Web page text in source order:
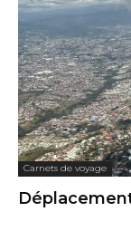
Carnets de voyage